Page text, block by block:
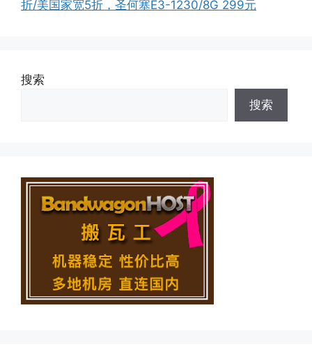
折/美国家宽5折，圣何塞E3-1230/8G 299元
搜索
搜索